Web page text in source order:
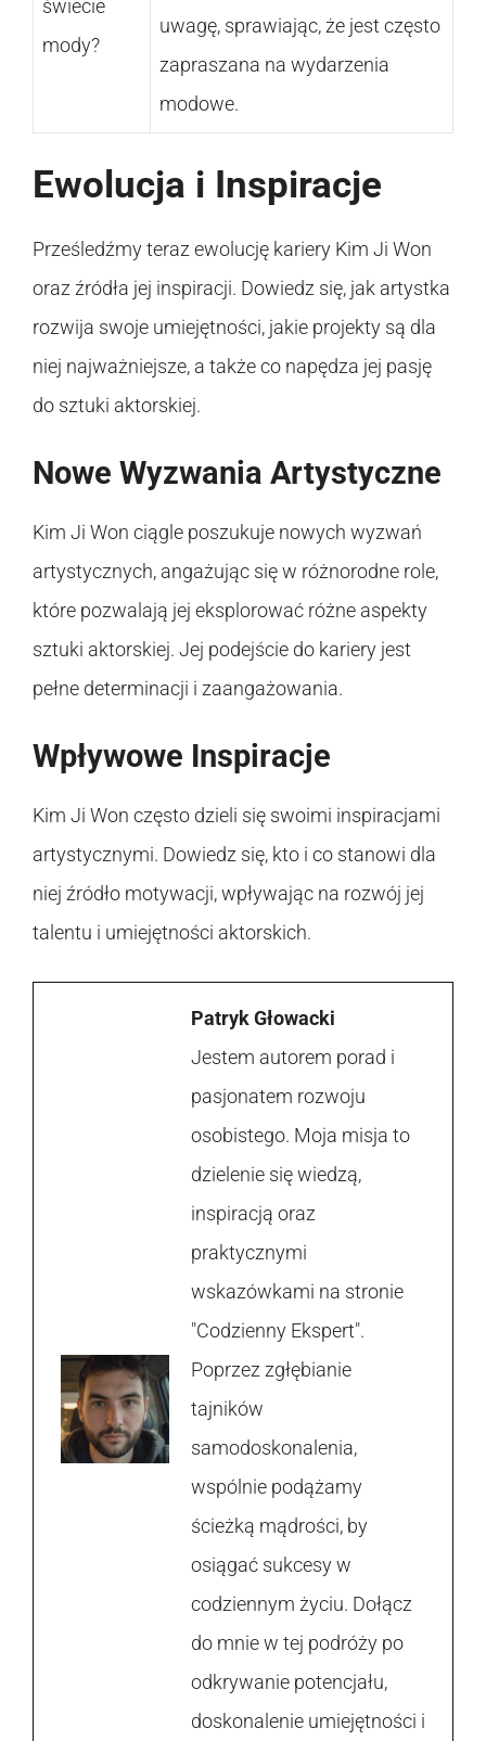
świecie
mody?
uwagę, sprawiając, że jest często
zapraszana na wydarzenia
modowe.
Ewolucja i Inspiracje
Prześledźmy teraz ewolucję kariery Kim Ji Won
oraz źródła jej inspiracji. Dowiedz się, jak artystka
rozwija swoje umiejętności, jakie projekty są dla
niej najważniejsze, a także co napędza jej pasję
do sztuki aktorskiej.
Nowe Wyzwania Artystyczne
Kim Ji Won ciągle poszukuje nowych wyzwań
artystycznych, angażując się w różnorodne role,
które pozwalają jej eksplorować różne aspekty
sztuki aktorskiej. Jej podejście do kariery jest
pełne determinacji i zaangażowania.
Wpływowe Inspiracje
Kim Ji Won często dzieli się swoimi inspiracjami
artystycznymi. Dowiedz się, kto i co stanowi dla
niej źródło motywacji, wpływając na rozwój jej
talentu i umiejętności aktorskich.
Patryk Głowacki
Jestem autorem porad i
pasjonatem rozwoju
osobistego. Moja misja to
dzielenie się wiedzą,
inspiracją oraz
praktycznymi
wskazówkami na stronie
"Codzienny Ekspert".
Poprzez zgłębianie
tajników
samodoskonalenia,
wspólnie podążamy
ścieżką mądrości, by
osiągać sukcesy w
codziennym życiu. Dołącz
do mnie w tej podróży po
odkrywanie potencjału,
doskonalenie umiejętności i